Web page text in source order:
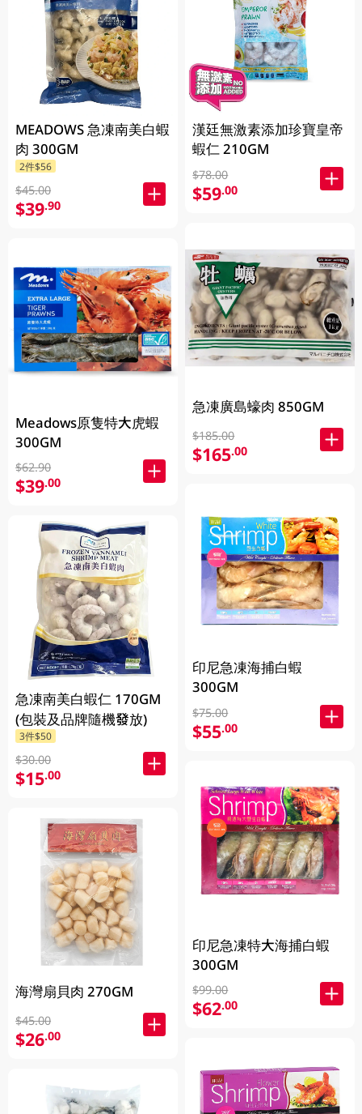
MEADOWS 急凍南美白蝦
肉 300GM
2件$56
$45.00
$39.90
Meadows原隻特大虎蝦
300GM
$62.90
$39.00
急凍南美白蝦仁 170GM
(包裝及品牌隨機發放)
3件$50
$30.00
$15.00
海灣扇貝肉 270GM
$45.00
$26.00
漢廷無激素添加珍寶皇帝
蝦仁 210GM
$78.00
$59.00
急凍廣島蠔肉 850GM
$185.00
$165.00
印尼急凍海捕白蝦
300GM
$75.00
$55.00
印尼急凍特大海捕白蝦
300GM
$99.00
$62.00